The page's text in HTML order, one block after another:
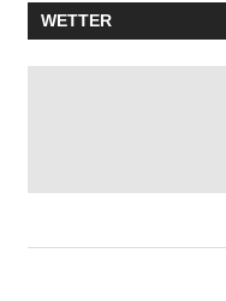
WETTER